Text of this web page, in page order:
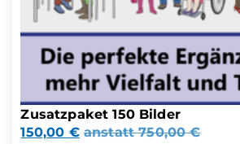
Zusatzpaket 150 Bilder
150,00 € anstatt750,00€